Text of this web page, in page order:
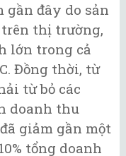
đây do sản
thị trường,
lớn trong cả
Đồng thời, từ
từ bỏ các
doanh thu
giảm gần một
tổng doanh